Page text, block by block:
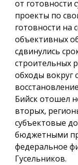
от готовности
проекты по
готовности на
объективных
сдвинулись
строительных
обходы вокруг
Бийск отошел
вторых,
субъектовые
бюджетными
федеральное
Гусельников.